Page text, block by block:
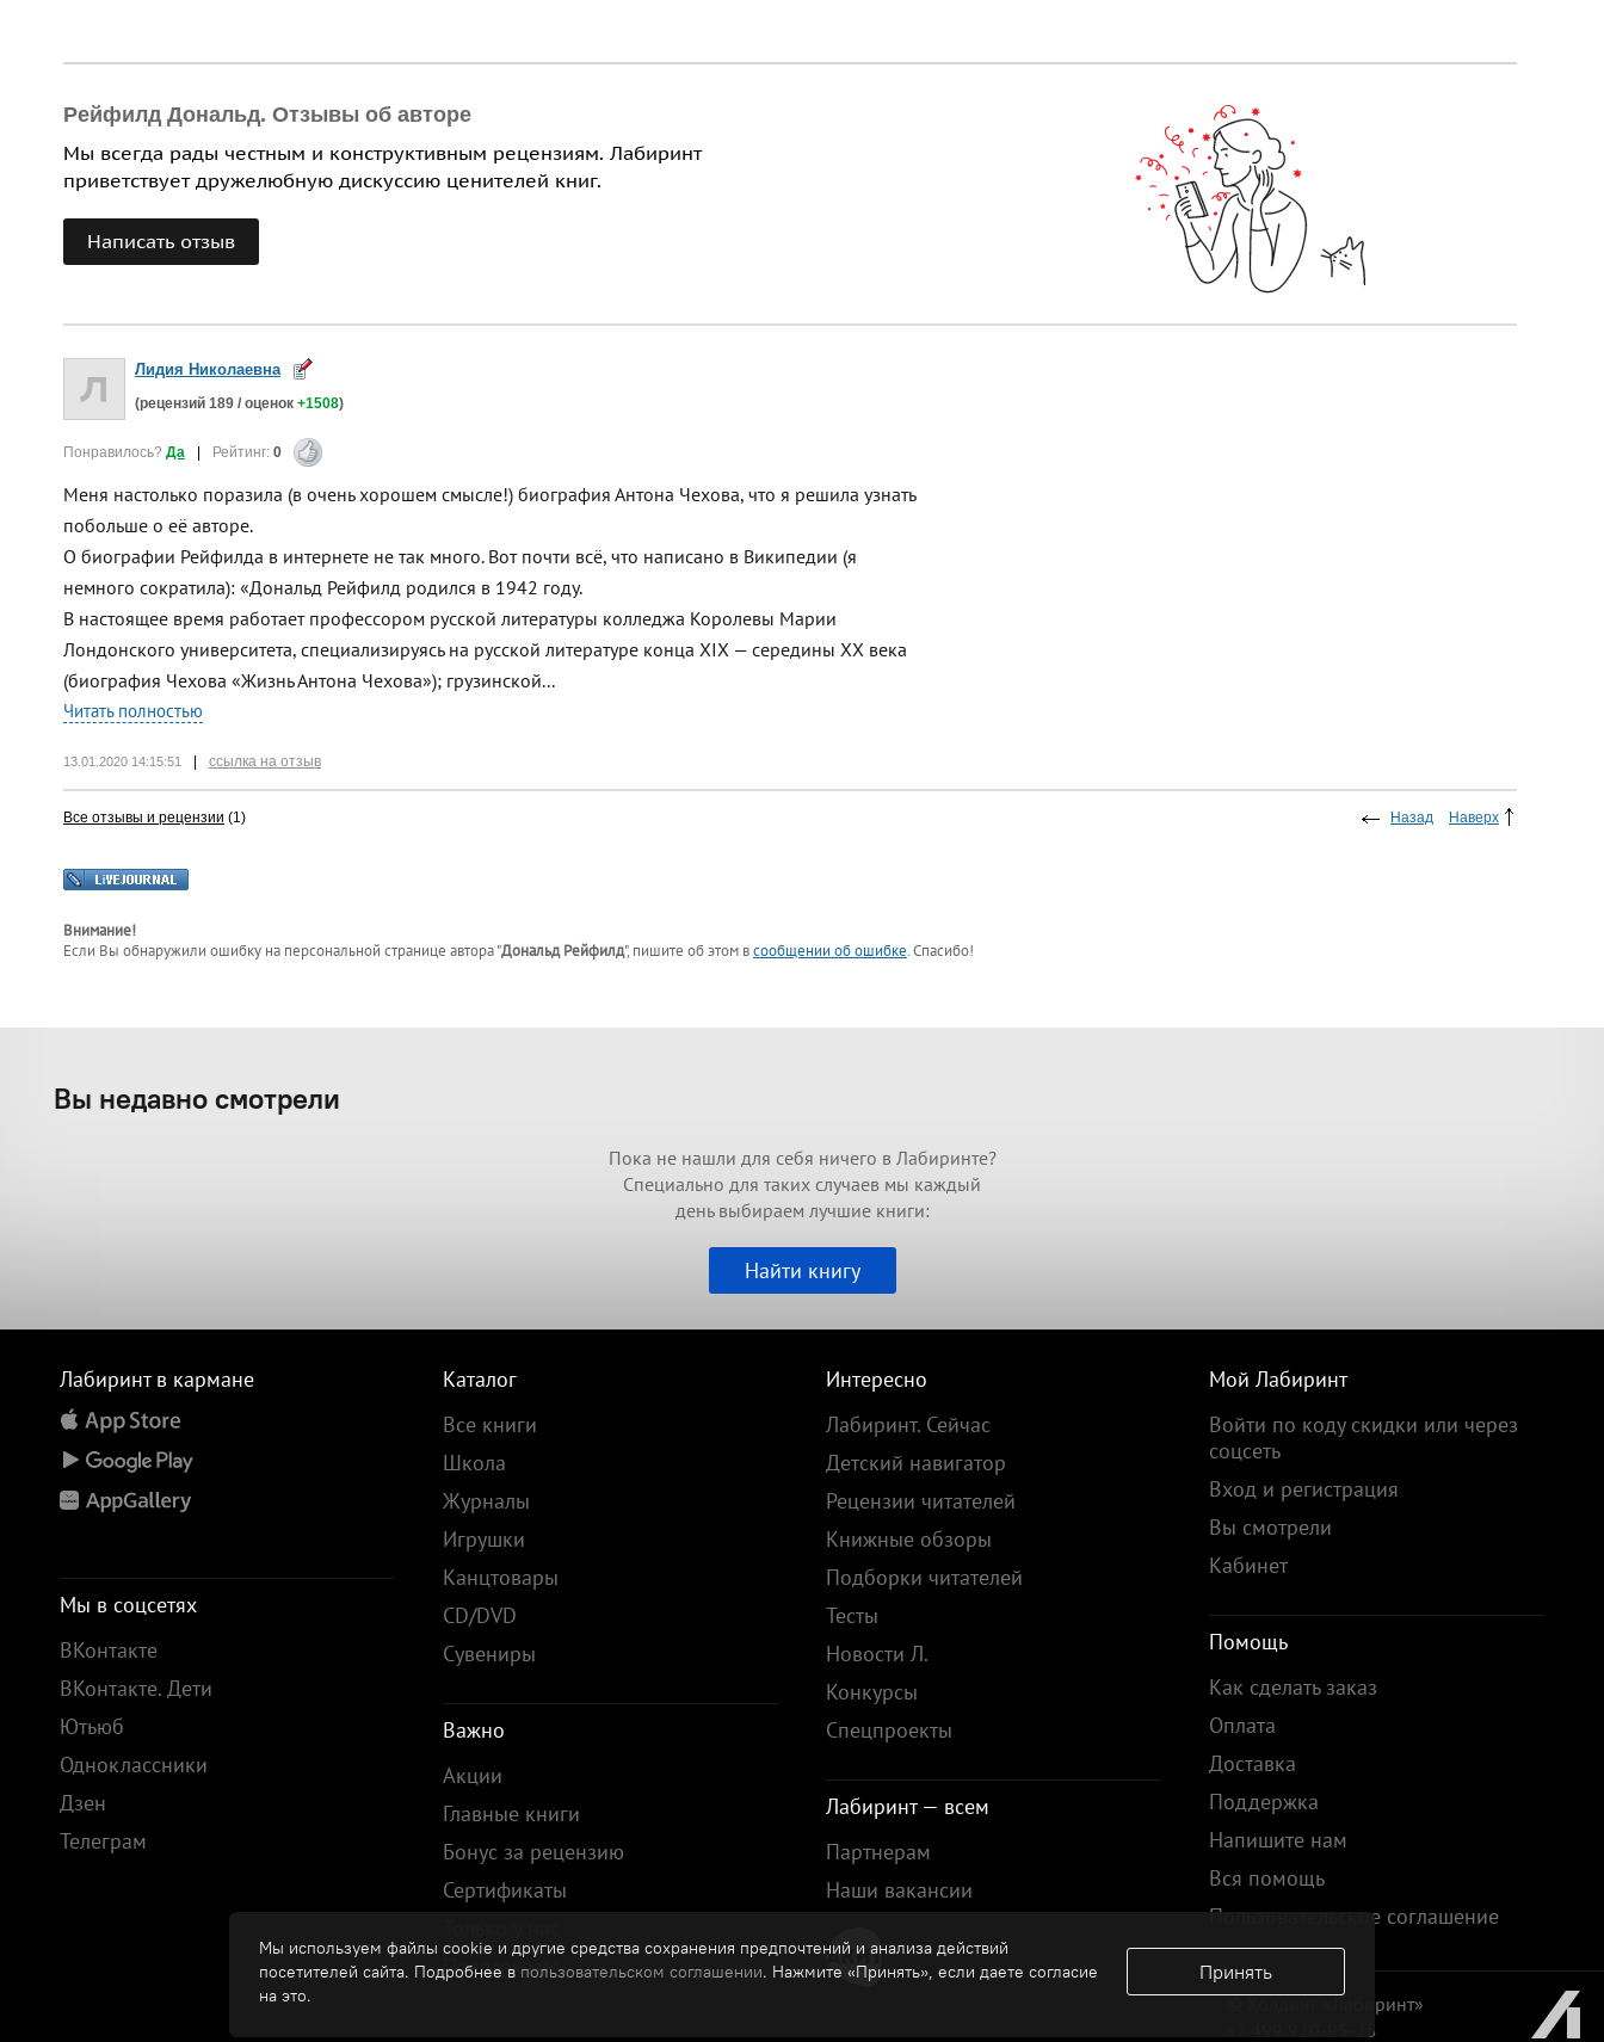
Рейфилд Дональд. Отзывы об авторе
Мы всегда рады честным и конструктивным рецензиям. Лабиринт
приветствует дружелюбную дискуссию ценителей книг.
Написать отзыв
Лидия Николаевна
(рецензий 189 / оценок +1508)
Понравилось? Да | Рейтинг: 0
Меня настолько поразила (в очень хорошем смысле!) биография Антона Чехова, что я решила узнать
побольше о её авторе.
О биографии Рейфилда в интернете не так много. Вот почти всё, что написано в Википедии (я
немного сократила): «Дональд Рейфилд родился в 1942 году.
В настоящее время работает профессором русской литературы колледжа Королевы Марии
Лондонского университета, специализируясь на русской литературе конца XIX — середины XX века
(биография Чехова «Жизнь Антона Чехова»); грузинской...
Читать полностью
13.01.2020 14:15:51 ссылка на отзыв
Все отзывы и рецензии (1) Назад Наверх
Внимание!
Если Вы обнаружили ошибку на персональной странице автора "Дональд Рейфилд", пишите об этом всообщении об ошибке. Спасибо!
Мы используем файлы cookie и другие средства сохранения предпочтений и анализа действий
посетителей сайта. Подробнее в пользовательском соглашении. Нажмите «Принять», если даете согласие
на это.
Принять
Вы недавно смотрели
Пока не нашли для себя ничего в Лабиринте?
Специально для таких случаев мы каждый
день выбираем лучшие книги:
Найти книгу
Лабиринт в кармане
Мы в соцсетях
ВКонтакте
ВКонтакте. Дети
Ютьюб
Одноклассники
Дзен
Телеграм
Каталог
Все книги
Школа
Журналы
Игрушки
Канцтовары
CD/DVD
Сувениры
Важно
Акции
Главные книги
Бонус за рецензию
Сертификаты
Предзаказы
Интересно
Лабиринт. Сейчас
Детский навигатор
Рецензии читателей
Книжные обзоры
Подборки читателей
Тесты
Новости Л.
Конкурсы
Спецпроекты
Лабиринт — всем
Партнерам
Наши вакансии
Мой Лабиринт
Войти по коду скидки или через
соцсеть
Вход и регистрация
Вы смотрели
Кабинет
Помощь
Как сделать заказ
Оплата
Доставка
Поддержка
Напишите нам
Вся помощь
Пользовательское соглашение
© Холдинг «Лабиринт»
+7 499 920-95-25